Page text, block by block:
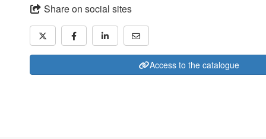
Share on social sites
Access to the catalogue